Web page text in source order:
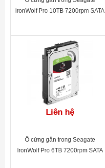
IronWolf Pro 10TB 7200rpm SATA
Liên hệ
Ổ cứng gắn trong Seagate
IronWolf Pro 6TB 7200rpm SATA